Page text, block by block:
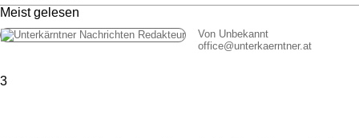
Meist gelesen
Von Unbekannt
office@unterkaerntner.at
3